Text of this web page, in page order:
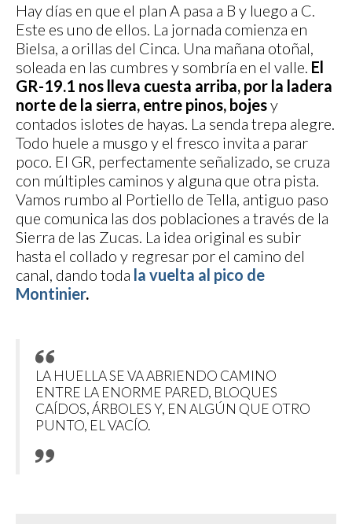
Hay días en que el plan A pasa a B y luego a C.
Este es uno de ellos. La jornada comienza en
Bielsa, a orillas del Cinca. Una mañana otoñal,
soleada en las cumbres y sombría en el valle. El
GR-19.1 nos lleva cuesta arriba, por la ladera
norte de la sierra, entre pinos, bojesy
contados islotes de hayas. La senda trepa alegre.
Todo huele a musgo y el fresco invita a parar
poco. El GR, perfectamente señalizado, se cruza
con múltiples caminos y alguna que otra pista.
Vamos rumbo al Portiello de Tella, antiguo paso
que comunica las dos poblaciones a través de la
Sierra de las Zucas. La idea original es subir
hasta el collado y regresar por el camino del
canal, dando toda la vuelta al pico de
Montinier.
LA HUELLA SE VA ABRIENDO CAMINO
ENTRE LA ENORME PARED, BLOQUES
CAÍDOS, ÁRBOLES Y, EN ALGÚN QUE OTRO
PUNTO, EL VACÍO.